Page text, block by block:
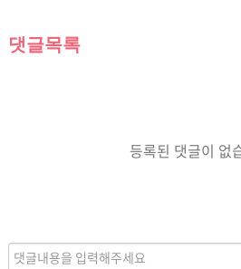
댓글목록
등록된 댓글이 없
내